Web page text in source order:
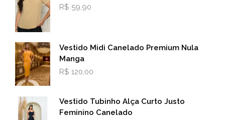
R$ 59,90
Vestido Midi Canelado Premium Nula
Manga
R$ 120,00
Vestido Tubinho Alça Curto Justo
Feminino Canelado